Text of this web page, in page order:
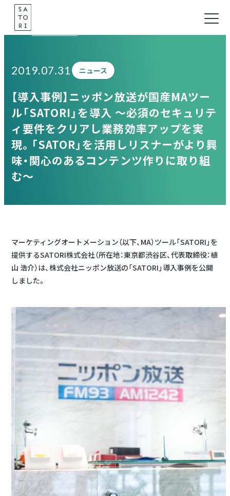
Skip
content
2019.07.31 ニュース
【導入事例】ニッポン放送が国産MAツー
ル「SATORI」を導入 〜必須のセキュリテ
ィ要件をクリアし業務効率アップを実
現。「SATOR」を活用しリスナーがより興
味・関心のあるコンテンツ作りに取り組
む〜
マーケティングオートメーション（以下、MA）ツール「SATORI」を
提供するSATORI株式会社（所在地：東京都渋谷区、代表取締役：植
山 浩介）は、株式会社ニッポン放送の「SATORI」導入事例を公開
しました。